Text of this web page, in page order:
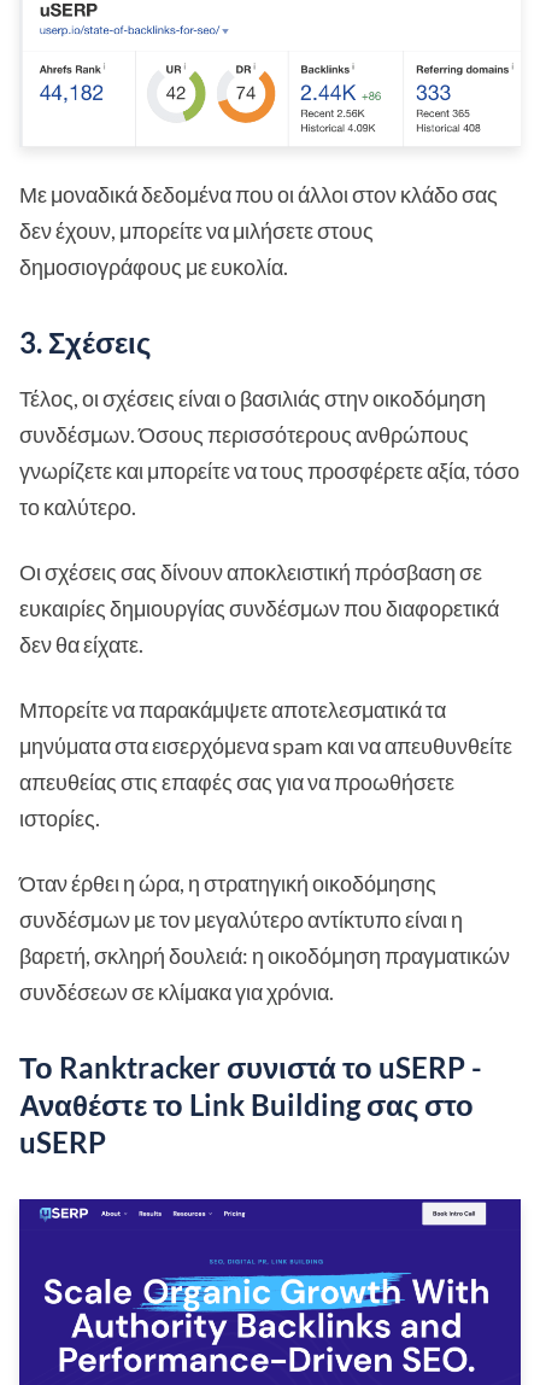
Με μοναδικά δεδομένα που οι άλλοι στον κλάδο σας
δεν έχουν, μπορείτε να μιλήσετε στους
δημοσιογράφους με ευκολία.
3. Σχέσεις
Τέλος, οι σχέσεις είναι ο βασιλιάς στην οικοδόμηση
συνδέσμων. Όσους περισσότερους ανθρώπους
γνωρίζετε και μπορείτε να τους προσφέρετε αξία, τόσο
το καλύτερο.
Οι σχέσεις σας δίνουν αποκλειστική πρόσβαση σε
ευκαιρίες δημιουργίας συνδέσμων που διαφορετικά
δεν θα είχατε.
Μπορείτε να παρακάμψετε αποτελεσματικά τα
μηνύματα στα εισερχόμενα spam και να απευθυνθείτε
απευθείας στις επαφές σας για να προωθήσετε
ιστορίες.
Όταν έρθει η ώρα, η στρατηγική οικοδόμησης
συνδέσμων με τον μεγαλύτερο αντίκτυπο είναι η
βαρετή, σκληρή δουλειά: η οικοδόμηση πραγματικών
συνδέσεων σε κλίμακα για χρόνια.
Το Ranktracker συνιστά το uSERP -
Αναθέστε το Link Building σας στο
uSERP